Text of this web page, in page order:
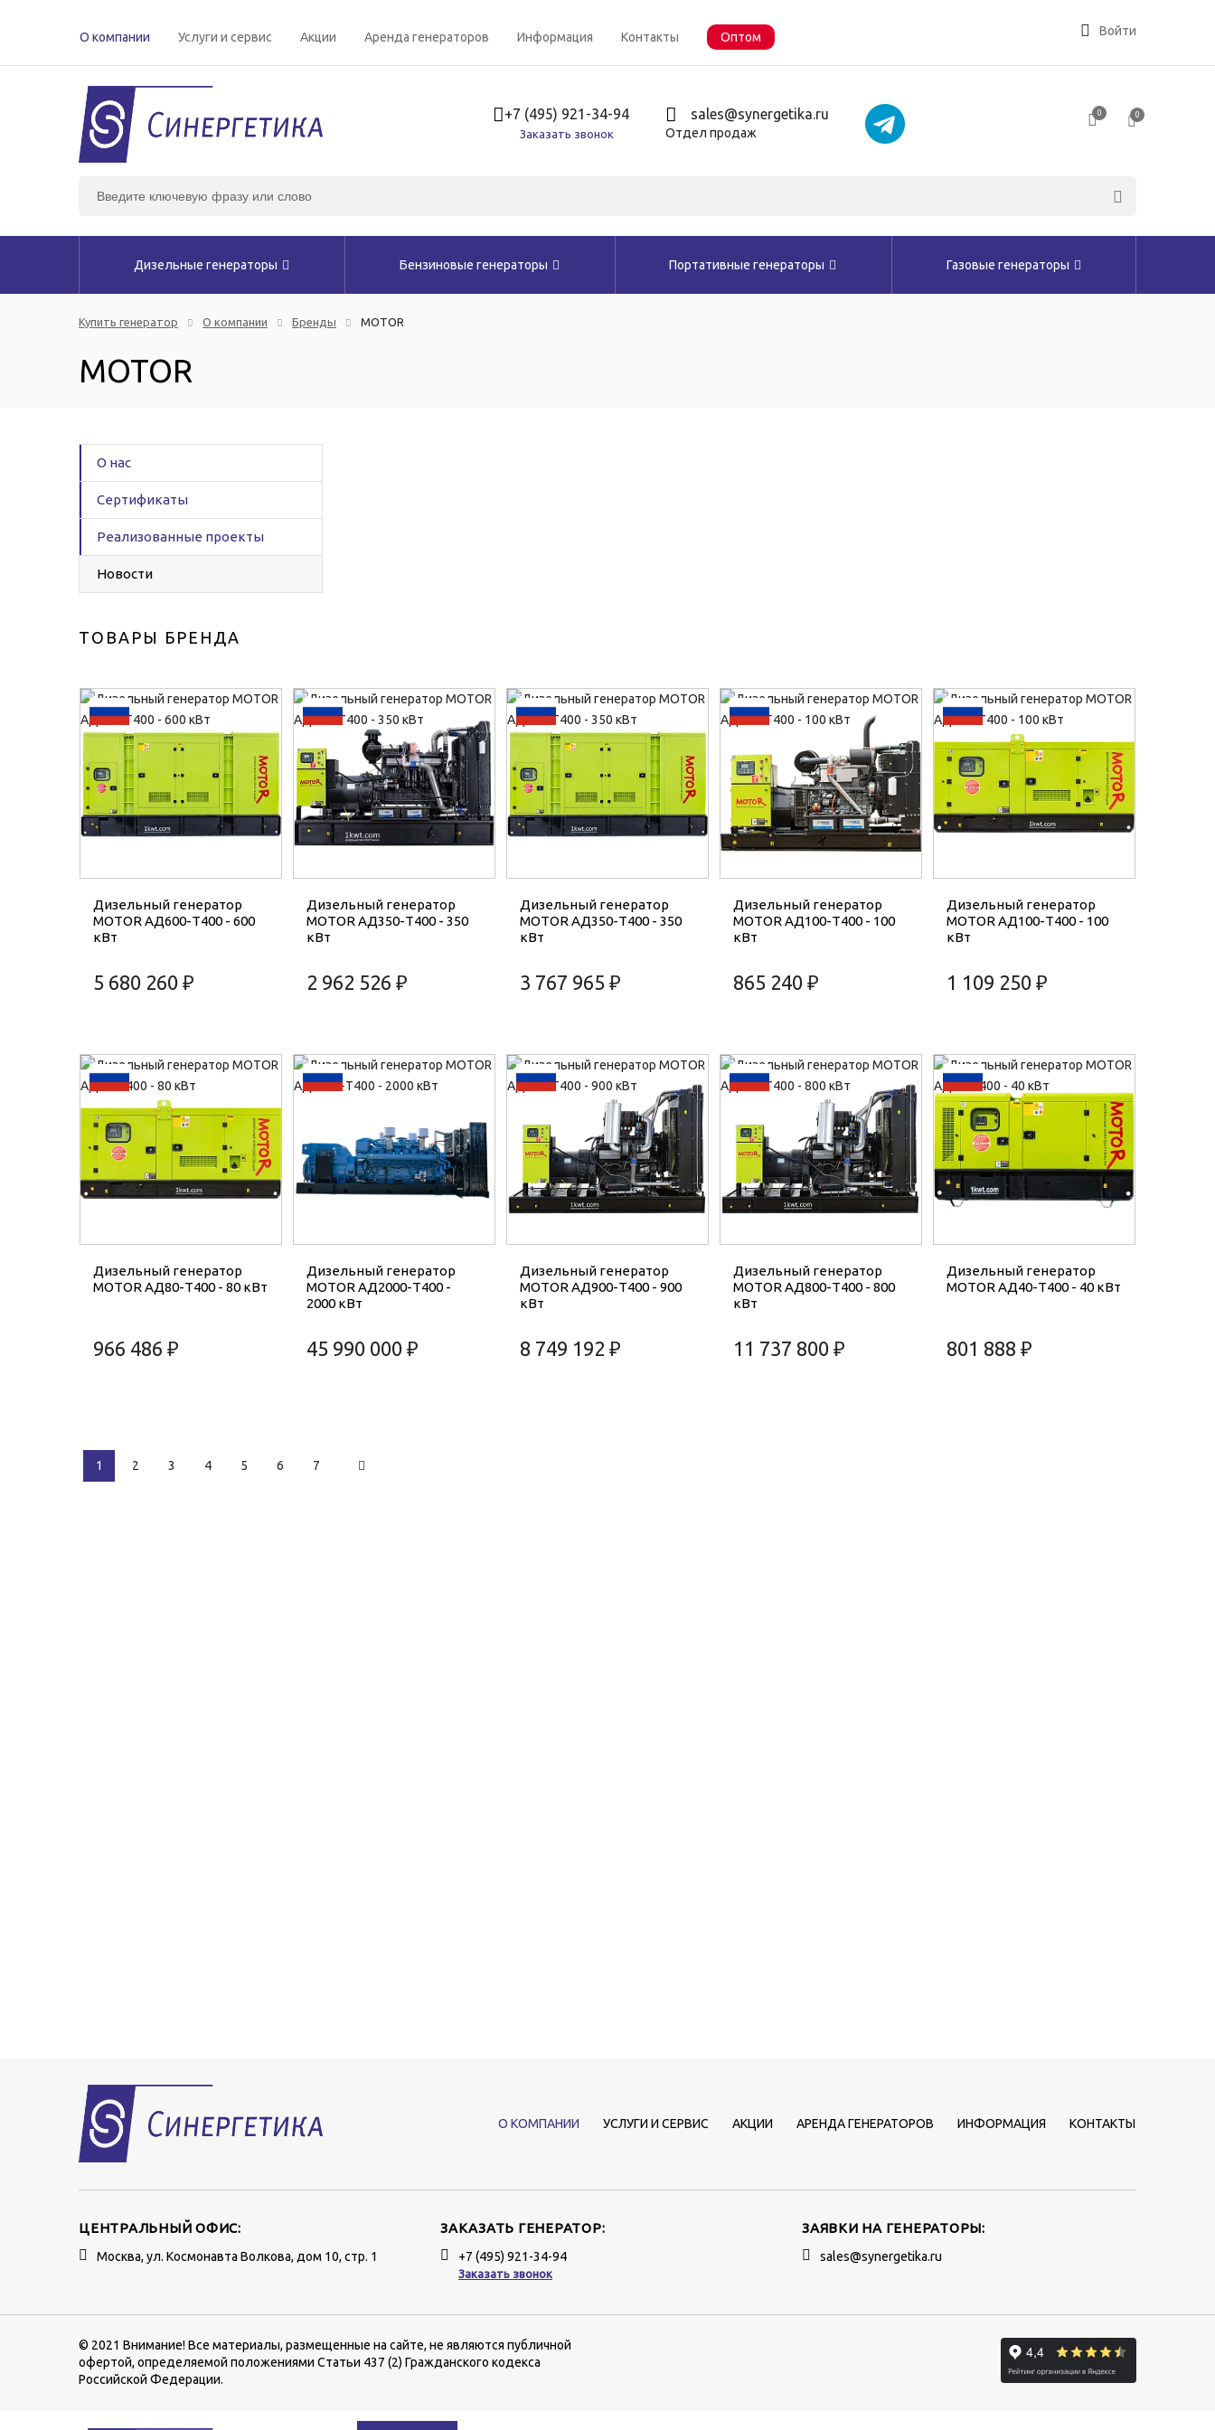
О компании Услуги и сервис Акции Аренда генераторов Информация Контакты Оптом Войти
+7 (495) 921-34-94
Заказать звонок
sales@synergetika.ru
Отдел продаж
0 0
Дизельные генераторы Бензиновые генераторы Портативные генераторы Газовые генераторы
Купить генератор О компании Бренды MOTOR
MOTOR
О нас
Сертификаты
Реализованные проекты
Новости
ТОВАРЫ БРЕНДА
Дизельный генератор
MOTOR АД600-T400 - 600
кВт
5 680 260 ₽
Дизельный генератор
MOTOR АД350-T400 - 350
кВт
2 962 526 ₽
Дизельный генератор
MOTOR АД350-T400 - 350
кВт
3 767 965 ₽
Дизельный генератор
MOTOR АД100-Т400 - 100
кВт
865 240 ₽
Дизельный генератор
MOTOR АД100-Т400 - 100
кВт
1 109 250 ₽
Дизельный генератор
MOTOR АД80-Т400 - 80 кВт
966 486 ₽
Дизельный генератор
MOTOR АД2000-T400 -
2000 кВт
45 990 000 ₽
Дизельный генератор
MOTOR АД900-T400 - 900
кВт
8 749 192 ₽
Дизельный генератор
MOTOR АД800-T400 - 800
кВт
11 737 800 ₽
Дизельный генератор
MOTOR АД40-T400 - 40 кВт
801 888 ₽
1 2 3 4 5 6 7
О КОМПАНИИ УСЛУГИ И СЕРВИС АКЦИИ АРЕНДА ГЕНЕРАТОРОВ ИНФОРМАЦИЯ КОНТАКТЫ
ЦЕНТРАЛЬНЫЙ ОФИС:
Москва, ул. Космонавта Волкова, дом 10, стр. 1
ЗАКАЗАТЬ ГЕНЕРАТОР:
+7 (495) 921-34-94
Заказать звонок
ЗАЯВКИ НА ГЕНЕРАТОРЫ:
sales@synergetika.ru
© 2021 Внимание! Все материалы, размещенные на сайте, не являются публичной
офертой, определяемой положениями Статьи 437 (2) Гражданского кодекса
Российской Федерации.